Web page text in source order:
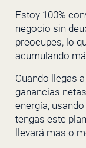
Estoy 100%
negocio sin
preocupes, lo
acumulando
Cuando llegas
ganancias
energía, usando
tengas este
llevará mas o